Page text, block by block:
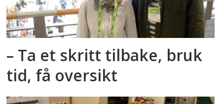
– Ta et skritt tilbake, bruk
tid, få oversikt